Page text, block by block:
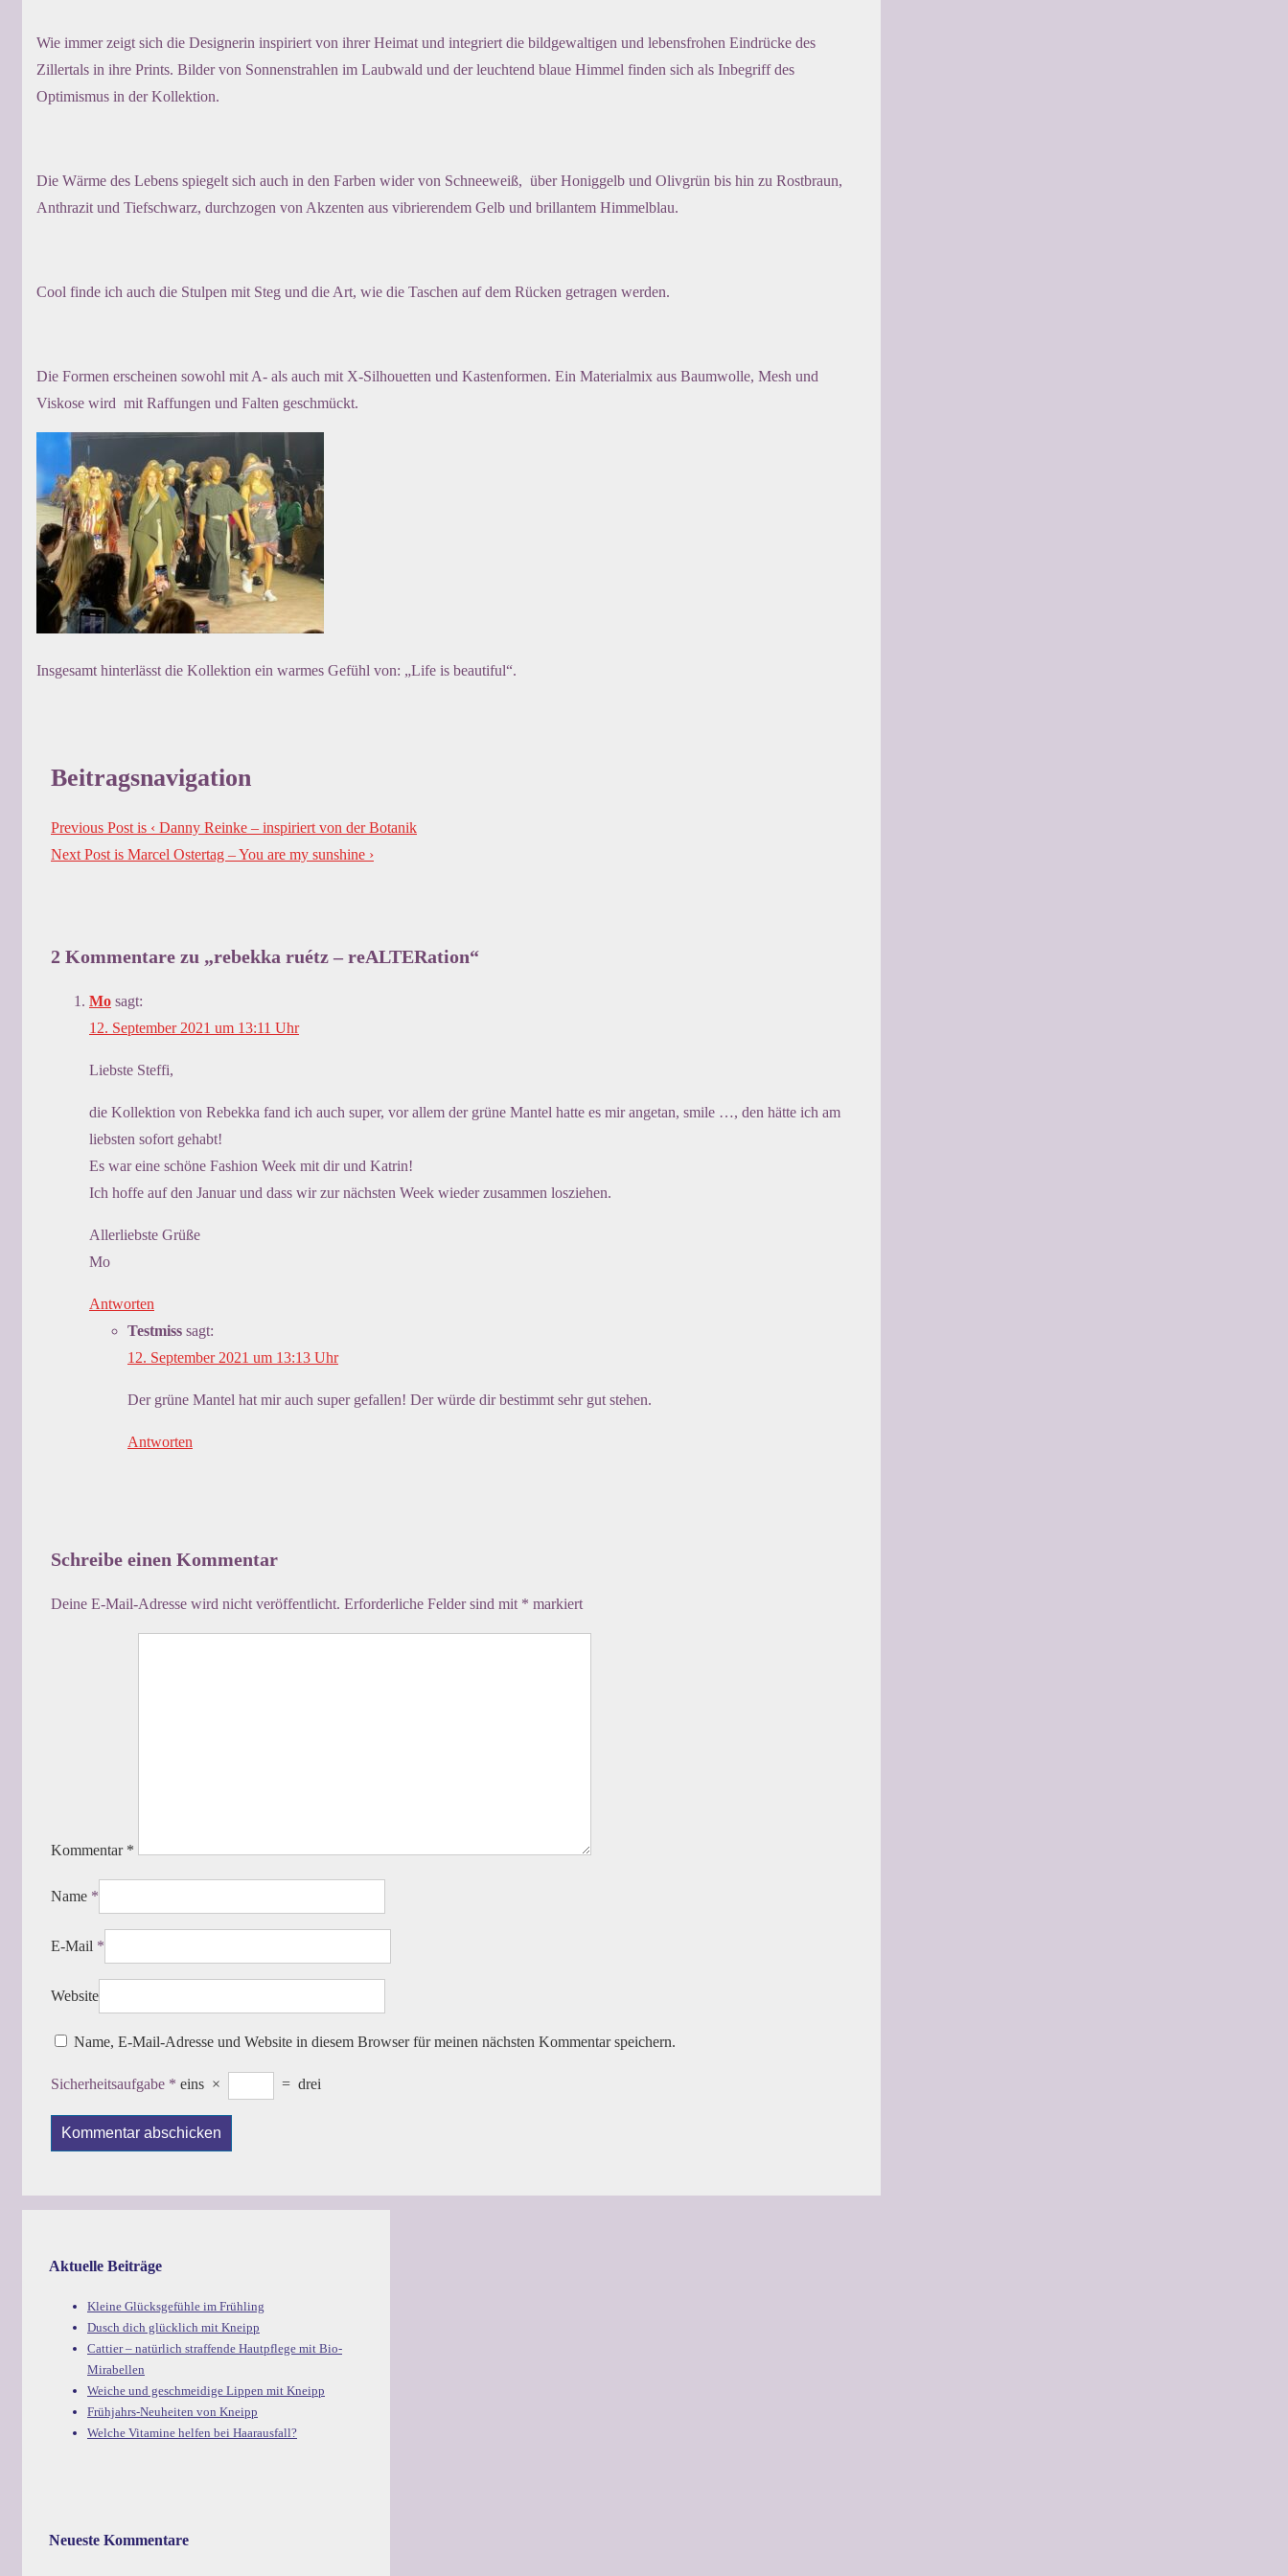
Wie immer zeigt sich die Designerin inspiriert von ihrer Heimat und integriert die bildgewaltigen und lebensfrohen Eindrücke des
Zillertals in ihre Prints. Bilder von Sonnenstrahlen im Laubwald und der leuchtend blaue Himmel finden sich als Inbegriff des
Optimismus in der Kollektion.
Die Wärme des Lebens spiegelt sich auch in den Farben wider von Schneeweiß, über Honiggelb und Olivgrün bis hin zu Rostbraun,
Anthrazit und Tiefschwarz, durchzogen von Akzenten aus vibrierendem Gelb und brillantem Himmelblau.
Cool finde ich auch die Stulpen mit Steg und die Art, wie die Taschen auf dem Rücken getragen werden.
Die Formen erscheinen sowohl mit A- als auch mit X-Silhouetten und Kastenformen. Ein Materialmix aus Baumwolle, Mesh und
Viskose wird mit Raffungen und Falten geschmückt.
Insgesamt hinterlässt die Kollektion ein warmes Gefühl von: „Life is beautiful“.
Beitragsnavigation
Previous Post is ‹ Danny Reinke – inspiriert von der Botanik
Next Post is Marcel Ostertag – You are my sunshine ›
2 Kommentare zu „rebekka ruétz – reALTERation“
Mo sagt:
12. September 2021 um 13:11 Uhr
Liebste Steffi,
die Kollektion von Rebekka fand ich auch super, vor allem der grüne Mantel hatte es mir angetan, smile …, den hätte ich am
liebsten sofort gehabt!
Es war eine schöne Fashion Week mit dir und Katrin!
Ich hoffe auf den Januar und dass wir zur nächsten Week wieder zusammen losziehen.
Allerliebste Grüße
Mo
Antworten
Testmiss sagt:
12. September 2021 um 13:13 Uhr
Der grüne Mantel hat mir auch super gefallen! Der würde dir bestimmt sehr gut stehen.
Antworten
Schreibe einen Kommentar
Deine E-Mail-Adresse wird nicht veröffentlicht. Erforderliche Felder sind mit * markiert
Kommentar *
Name *
E-Mail *
Website
Name, E-Mail-Adresse und Website in diesem Browser für meinen nächsten Kommentar speichern.
Sicherheitsaufgabe * eins × = drei
Aktuelle Beiträge
Kleine Glücksgefühle im Frühling
Dusch dich glücklich mit Kneipp
Cattier – natürlich straffende Hautpflege mit Bio-
Mirabellen
Weiche und geschmeidige Lippen mit Kneipp
Frühjahrs-Neuheiten von Kneipp
Welche Vitamine helfen bei Haarausfall?
Neueste Kommentare